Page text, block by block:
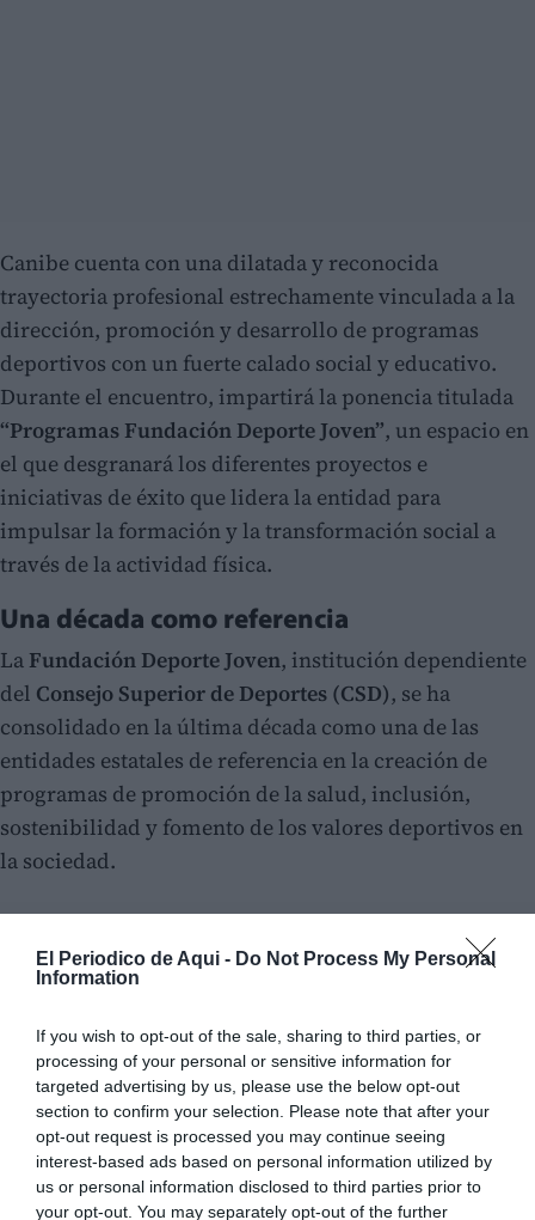
El Periodico de Aqui - Do Not Process My Personal
Information
If you wish to opt-out of the sale, sharing to third parties, or
processing of your personal or sensitive information for
targeted advertising by us, please use the below opt-out
section to confirm your selection. Please note that after your
opt-out request is processed you may continue seeing
interest-based ads based on personal information utilized by
us or personal information disclosed to third parties prior to
your opt-out. You may separately opt-out of the further
Canibe cuenta con una dilatada y reconocida
trayectoria profesional estrechamente vinculada a la
dirección, promoción y desarrollo de programas
deportivos con un fuerte calado social y educativo.
Durante el encuentro, impartirá la ponencia titulada
“Programas Fundación Deporte Joven”, un espacio en
el que desgranará los diferentes proyectos e
iniciativas de éxito que lidera la entidad para
impulsar la formación y la transformación social a
través de la actividad física.
Una década como referencia
La Fundación Deporte Joven, institución dependiente
del Consejo Superior de Deportes (CSD), se ha
consolidado en la última década como una de las
entidades estatales de referencia en la creación de
programas de promoción de la salud, inclusión,
sostenibilidad y fomento de los valores deportivos en
la sociedad.